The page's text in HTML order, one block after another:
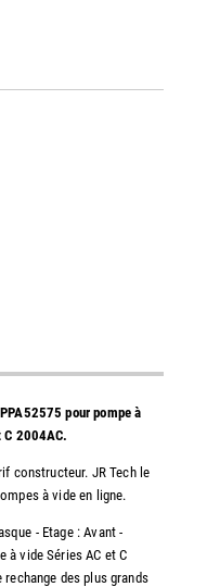
pour pompe à
C 2004AC.
constructeur. JR Tech le
à vide en ligne.
- Etage : Avant -
à vide Séries AC et C
rechange des plus grands